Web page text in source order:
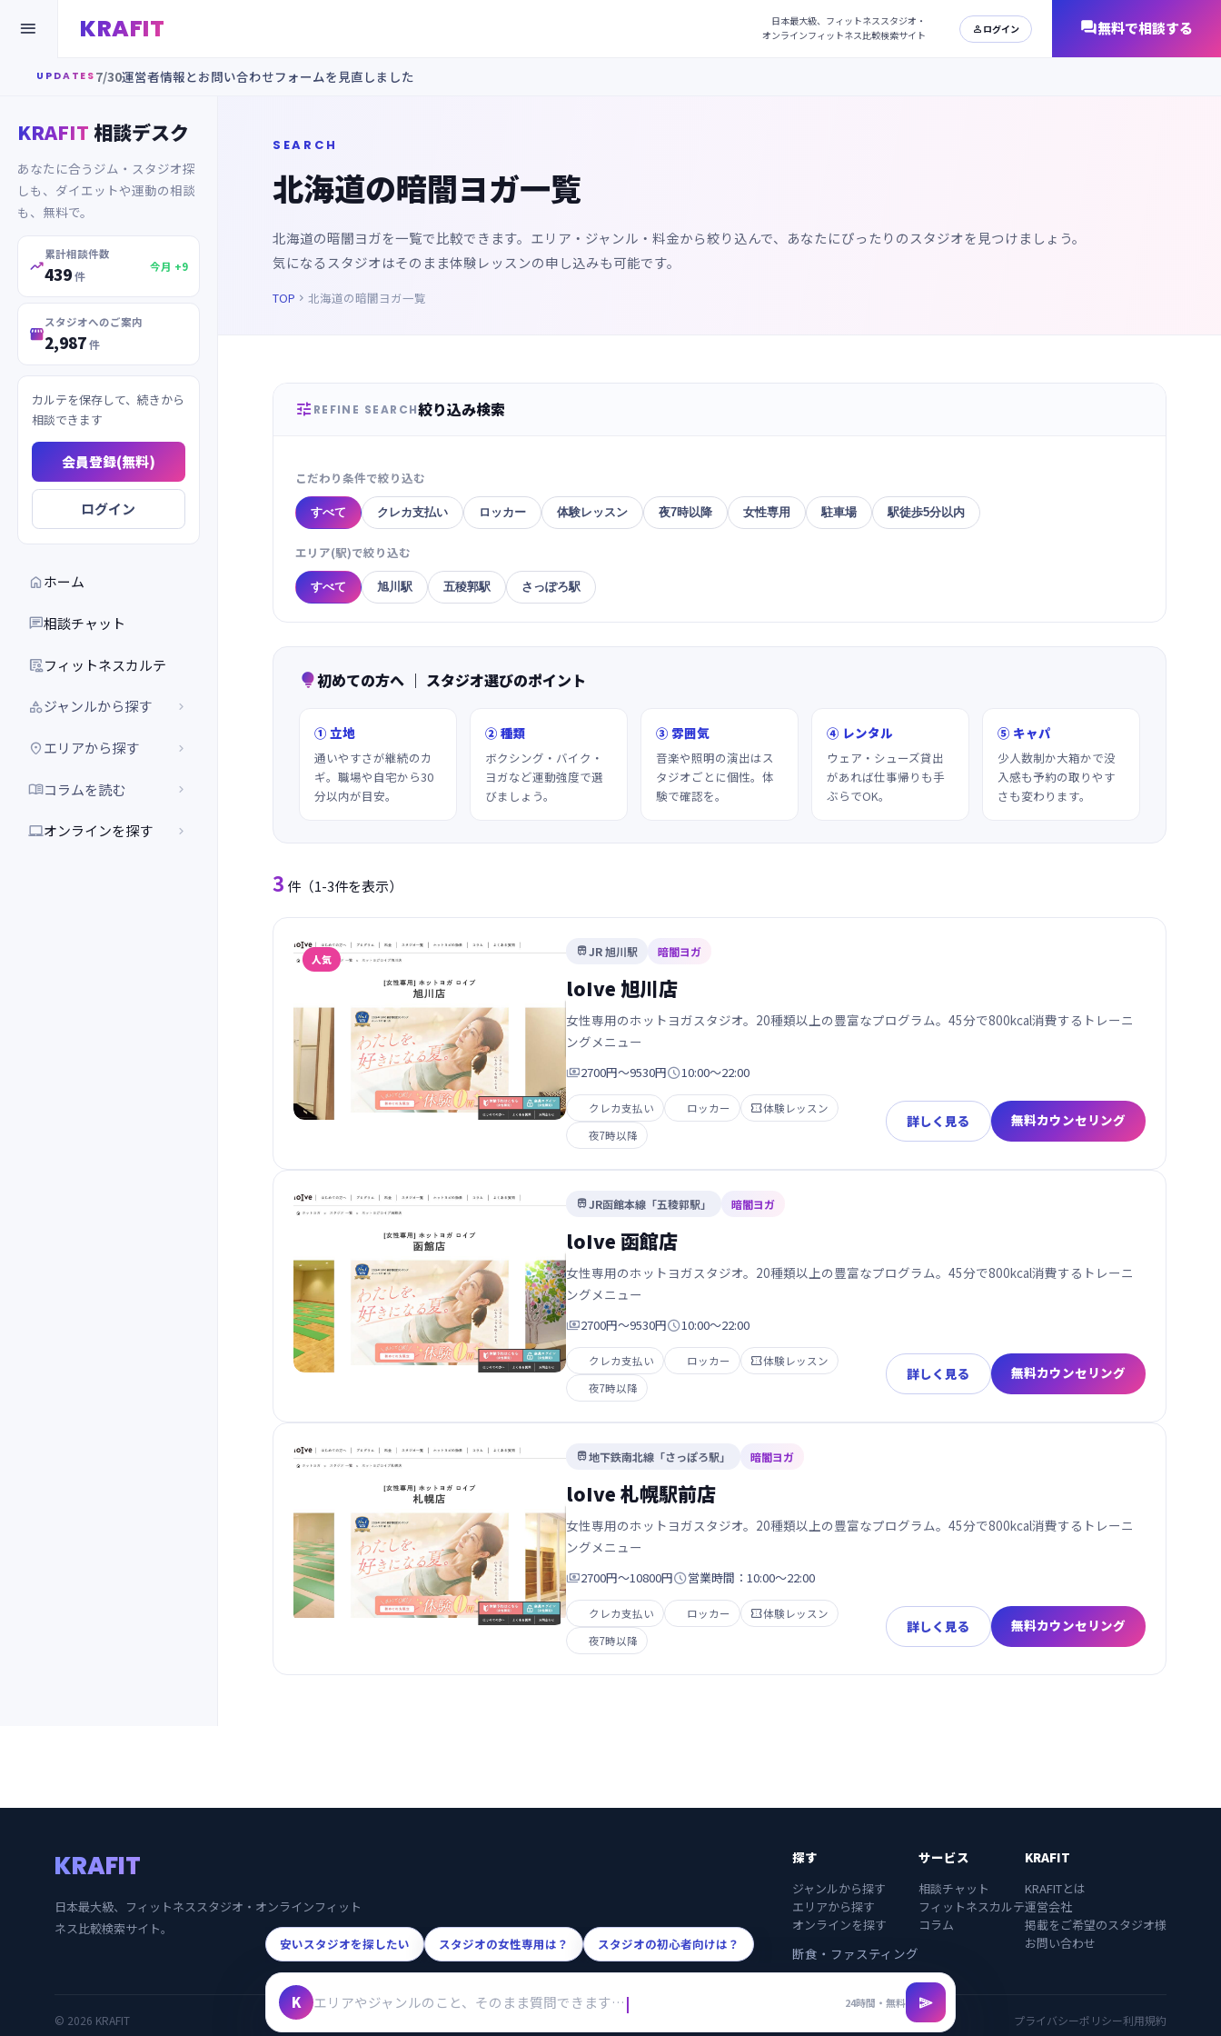
KRAFIT 日本最大級、フィットネススタジオ・
オンラインフィットネス比較検索サイト

UPDATES 7/30運営者情報とお問い合わせフォームを見直しました
KRAFIT 相談デスク
あなたに合うジム・スタジオ探
しも、ダイエットや運動の相談
も、無料で。

累計相談件数
439件
今月 +9

スタジオへのご案内
2,987件
カルテを保存して、続きから
相談できます
会員登録(無料)
ログイン
ホーム
相談チャット
フィットネスカルテ
ジャンルから探す 
エリアから探す 
コラムを読む 
オンラインを探す 
SEARCH
北海道の暗闇ヨガ一覧
北海道の暗闇ヨガを一覧で比較できます。エリア・ジャンル・料金から絞り込んで、あなたにぴったりのスタジオを見つけましょう。
気になるスタジオはそのまま体験レッスンの申し込みも可能です。
TOP  北海道の暗闇ヨガ一覧
 REFINE SEARCH絞り込み検索
こだわり条件で絞り込む
すべて クレカ支払い ロッカー 体験レッスン 夜7時以降 女性専用 駐車場 駅徒歩5分以内
エリア(駅)で絞り込む
すべて 旭川駅 五稜郭駅 さっぽろ駅
初めての方へ ｜ スタジオ選びのポイント
① 立地
通いやすさが継続のカ
ギ。職場や自宅から30
分以内が目安。
② 種類
ボクシング・バイク・
ヨガなど運動強度で選
びましょう。
③ 雰囲気
音楽や照明の演出はス
タジオごとに個性。体
験で確認を。
④ レンタル
ウェア・シューズ貸出
があれば仕事帰りも手
ぶらでOK。
⑤ キャパ
少人数制か大箱かで没
入感も予約の取りやす
さも変わります。
3 件（1-3件を表示）
人気
JR 旭川駅 暗闇ヨガ
loIve 旭川店
女性専用のホットヨガスタジオ。20種類以上の豊富なプログラム。45分で800kcal消費するトレーニ
ングメニュー
2700円～9530円10:00～22:00
クレカ支払い ロッカー 体験レッスン
夜7時以降
詳しく見る 無料カウンセリング
JR函館本線「五稜郭駅」 暗闇ヨガ
loIve 函館店
女性専用のホットヨガスタジオ。20種類以上の豊富なプログラム。45分で800kcal消費するトレーニ
ングメニュー
2700円～9530円10:00～22:00
クレカ支払い ロッカー 体験レッスン
夜7時以降
詳しく見る 無料カウンセリング
地下鉄南北線「さっぽろ駅」 暗闇ヨガ
loIve 札幌駅前店
女性専用のホットヨガスタジオ。20種類以上の豊富なプログラム。45分で800kcal消費するトレーニ
ングメニュー
2700円～10800円営業時間：10:00～22:00
クレカ支払い ロッカー 体験レッスン
夜7時以降
詳しく見る 無料カウンセリング
KRAFIT
日本最大級、フィットネススタジオ・オンラインフィット
ネス比較検索サイト。
探す
ジャンルから探す
エリアから探す
オンラインを探す
断食・ファスティング
サービス
相談チャット
フィットネスカルテ
コラム
KRAFIT
KRAFITとは
運営会社
掲載をご希望のスタジオ様
お問い合わせ
© 2026 KRAFIT プライバシーポリシー利用規約
安いスタジオを探したい スタジオの女性専用は？ スタジオの初心者向けは？
K エリアやジャンルのこと、そのまま質問できます… 24時間・無料 